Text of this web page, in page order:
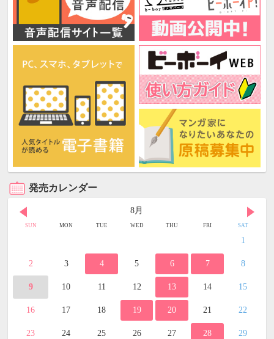
発売カレンダー
8月
SUN MON TUE WED THU FRI SAT
1
2 3 4 5 6 7 8
9 10 11 12 13 14 15
16 17 18 19 20 21 22
23 24 25 26 27 28 29